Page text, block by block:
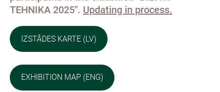
TEHNIKA 2025". Updating in process.
IZSTĀDES KARTE (LV)
EXHIBITION MAP (ENG)